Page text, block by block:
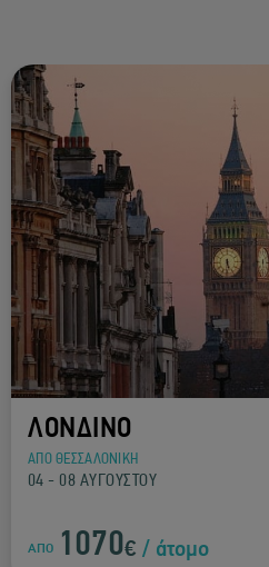
ΛΟΝΔΙΝΟ
ΑΠΟ ΘΕΣΣΑΛΟΝΙΚΗ
04 - 08 ΑΥΓΟΥΣΤΟΥ
ΑΠΟ 1070€ / άτομο